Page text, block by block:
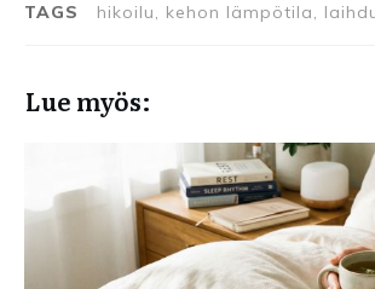
TAGS hikoilu, kehon lämpötila,
Lue myös: